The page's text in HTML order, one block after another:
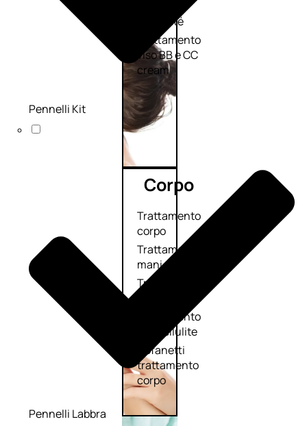
décolleté
Trattamento
viso BB e CC
cream
Corpo
Trattamento
corpo
Trattamento
mani e piedi
Trattamento
Trattamento
anticellulite
Cofanetti
trattamento
corpo
Pennelli Kit
Pennelli Labbra